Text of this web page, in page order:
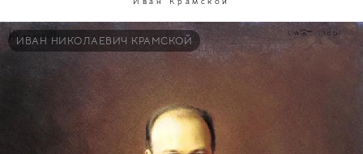
ИВАН НИКОЛАЕВИЧ КРАМСКОЙ